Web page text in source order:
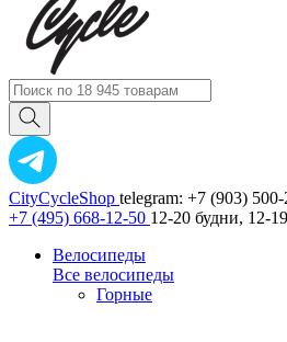
CityCycleShop telegram: +7 (903)
+7 (495) 668-12-50 12-20 будни, 12-
Велосипеды
Все велосипеды
Горные